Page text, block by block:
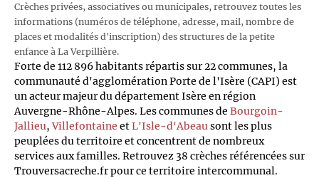
Crèches privées, associatives ou municipales, retrouvez toutes les
informations (numéros de téléphone, adresse, mail, nombre de
places et modalités d'inscription) des structures de la petite
enfance à La Verpillière.
Forte de 112 896 habitants répartis sur 22 communes, la
communauté d'agglomération Porte de l'Isère (CAPI) est
un acteur majeur du département Isère en région
Auvergne-Rhône-Alpes. Les communes de Bourgoin-
Jallieu,Villefontaine etL'Isle-d'Abeausont les plus
peuplées du territoire et concentrent de nombreux
services aux familles. Retrouvez 38 crèches référencées sur
Trouversacreche.fr pour ce territoire intercommunal.